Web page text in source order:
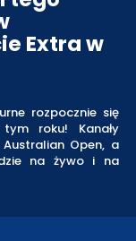
Extra w
rozpocznie się
roku! Kanały
Open, a
na żywo i na